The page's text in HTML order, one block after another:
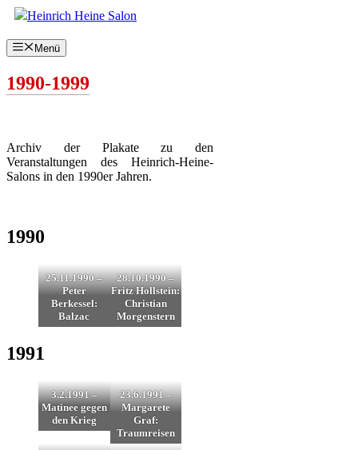
Zum
springen
Menü
1990-1999
Archiv der Plakate zu den
Veranstaltungen des Heinrich-Heine-
Salons in den 1990er Jahren.
1990
25.11.1990 –
Peter
Berkessel:
Balzac
28.10.1990 –
Fritz Hollstein:
Christian
Morgenstern
1991
3.2.1991 –
Matinee gegen
den Krieg
23.6.1991 –
Margarete
Graf:
Traumreisen